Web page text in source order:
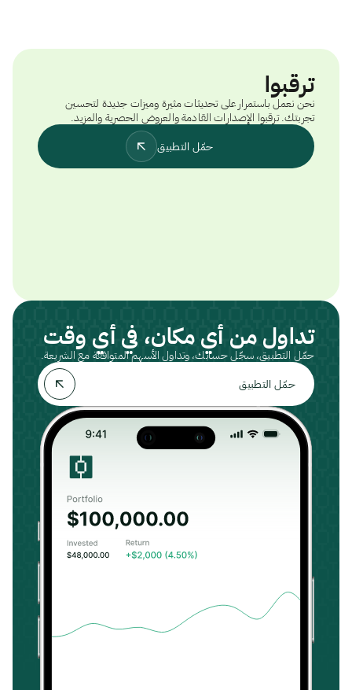
ترقبوا
نحن نعمل باستمرار على تحديثات مثيرة وميزات جديدة لتحسين
تجربتك. ترقبوا الإصدارات القادمة والعروض الحصرية والمزيد.
حمّل التطبيق
تداول من أي مكان، في أي وقت
حمّل التطبيق، سجّل حسابك، وتداول الأسهم المتوافقة مع الشريعة.
حمّل التطبيق